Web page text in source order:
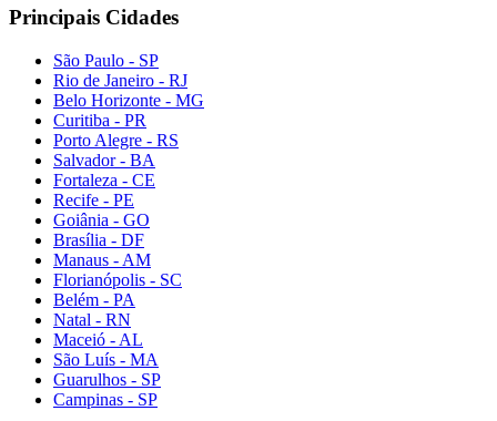
Principais Cidades
São Paulo - SP
Rio de Janeiro - RJ
Belo Horizonte - MG
Curitiba - PR
Porto Alegre - RS
Salvador - BA
Fortaleza - CE
Recife - PE
Goiânia - GO
Brasília - DF
Manaus - AM
Florianópolis - SC
Belém - PA
Natal - RN
Maceió - AL
São Luís - MA
Guarulhos - SP
Campinas - SP